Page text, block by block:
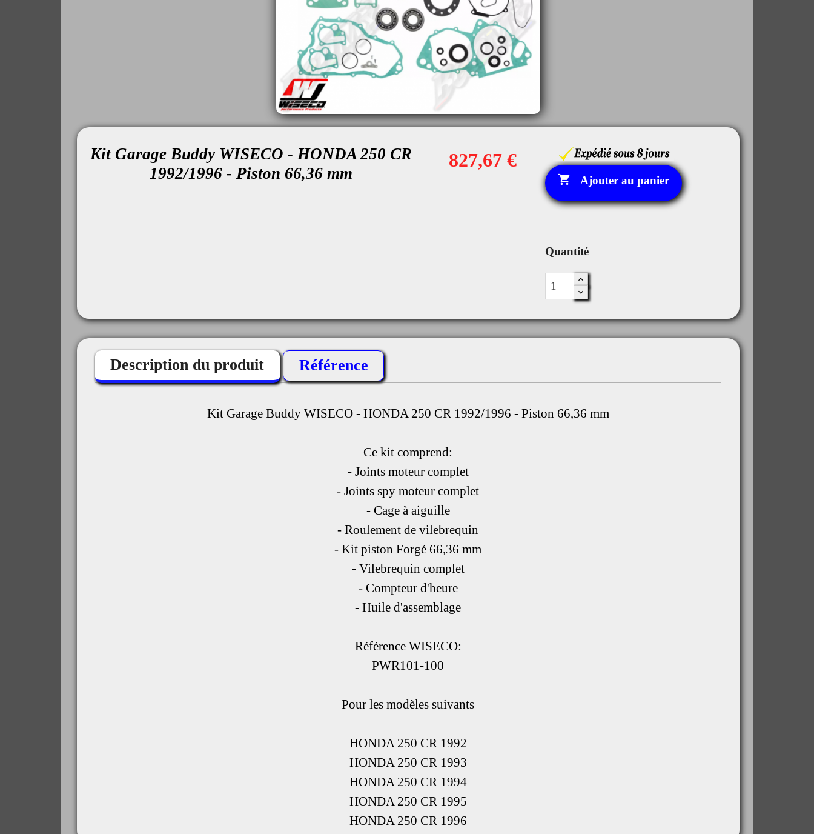
Kit Garage Buddy WISECO - HONDA 250 CR
1992/1996 - Piston 66,36 mm
827,67 €
 Ajouter au panier
Quantité
Description du produit Référence
Kit Garage Buddy WISECO - HONDA 250 CR 1992/1996 - Piston 66,36 mm
Ce kit comprend:
- Joints moteur complet
- Joints spy moteur complet
- Cage à aiguille
- Roulement de vilebrequin
- Kit piston Forgé 66,36 mm
- Vilebrequin complet
- Compteur d'heure
- Huile d'assemblage
Référence WISECO:
PWR101-100
Pour les modèles suivants
HONDA 250 CR 1992
HONDA 250 CR 1993
HONDA 250 CR 1994
HONDA 250 CR 1995
HONDA 250 CR 1996